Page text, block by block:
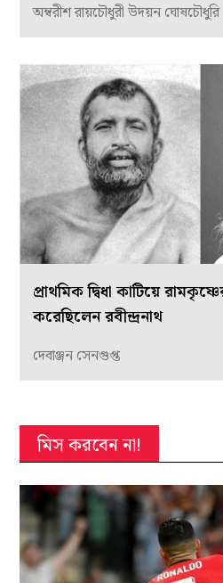
অম্বরীশ রায়চৌধুরী উদয়ন ঘোষচৌধুরি
প্রাথমিক দ্বিধা কাটিয়ে
করেছিলেন রবীন্দ্রনাথ
দেবাঞ্জন সেনগুপ্ত
মিস করবেন না!